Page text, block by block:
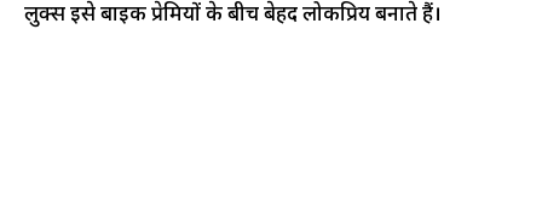
लुक्स इसे बाइक प्रेमियों के बीच बेहद लोकप्रिय बनाते हैं।